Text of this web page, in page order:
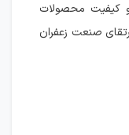
و کیفیت محصولات
صنعت زعفران